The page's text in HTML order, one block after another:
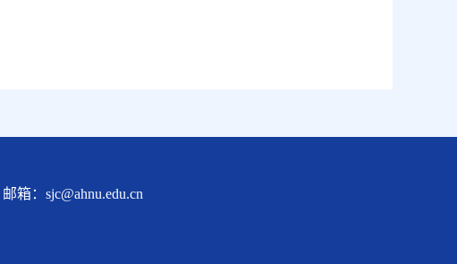
：sjc@ahnu.edu.cn